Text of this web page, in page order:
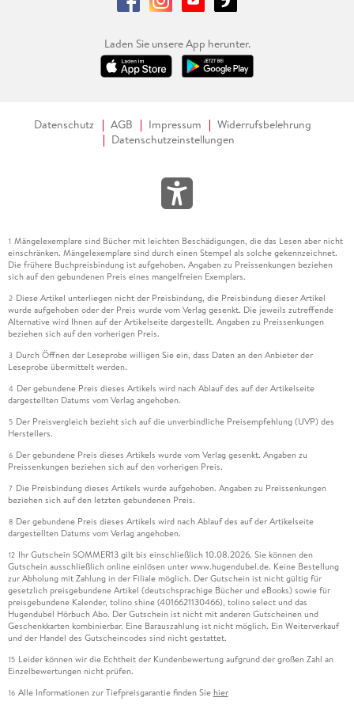
Laden Sie unsere App herunter.
Datenschutz AGB Impressum
Widerrufsbelehrung
Datenschutzeinstellungen
1 Mängelexemplare sind Bücher mit leichten Beschädigungen, die das Lesen aber nicht
einschränken. Mängelexemplare sind durch einen Stempel als solche gekennzeichnet.
Die frühere Buchpreisbindung ist aufgehoben. Angaben zu Preissenkungen beziehen
sich auf den gebundenen Preis eines mangelfreien Exemplars.
2 Diese Artikel unterliegen nicht der Preisbindung, die Preisbindung dieser Artikel
wurde aufgehoben oder der Preis wurde vom Verlag gesenkt. Die jeweils zutreffende
Alternative wird Ihnen auf der Artikelseite dargestellt. Angaben zu Preissenkungen
beziehen sich auf den vorherigen Preis.
3 Durch Öffnen der Leseprobe willigen Sie ein, dass Daten an den Anbieter der
Leseprobe übermittelt werden.
4 Der gebundene Preis dieses Artikels wird nach Ablauf des auf der Artikelseite
dargestellten Datums vom Verlag angehoben.
5 Der Preisvergleich bezieht sich auf die unverbindliche Preisempfehlung (UVP) des
Herstellers.
6 Der gebundene Preis dieses Artikels wurde vom Verlag gesenkt. Angaben zu
Preissenkungen beziehen sich auf den vorherigen Preis.
7 Die Preisbindung dieses Artikels wurde aufgehoben. Angaben zu Preissenkungen
beziehen sich auf den letzten gebundenen Preis.
8 Der gebundene Preis dieses Artikels wird nach Ablauf des auf der Artikelseite
dargestellten Datums vom Verlag angehoben.
12 Ihr Gutschein SOMMER13 gilt bis einschließlich 10.08.2026. Sie können den
Gutschein ausschließlich online einlösen unter www.hugendubel.de. Keine Bestellung
zur Abholung mit Zahlung in der Filiale möglich. Der Gutschein ist nicht gültig für
gesetzlich preisgebundene Artikel (deutschsprachige Bücher und eBooks) sowie für
preisgebundene Kalender, tolino shine (4016621130466), tolino select und das
Hugendubel Hörbuch Abo. Der Gutschein ist nicht mit anderen Gutscheinen und
Geschenkkarten kombinierbar. Eine Barauszahlung ist nicht möglich. Ein Weiterverkauf
und der Handel des Gutscheincodes sind nicht gestattet.
15 Leider können wir die Echtheit der Kundenbewertung aufgrund der großen Zahl an
Einzelbewertungen nicht prüfen.
16 Alle Informationen zur Tiefpreisgarantie finden Sie hier